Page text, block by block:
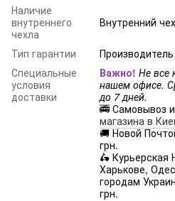
Наличие
внутреннего
чехла
Внутренний
Тип гарантии
Производитель
Специальные
условия
доставки
Важно! Не все
нашем офисе.
до 7 дней.
🚎 Самовывоз
магазина в
🚚 Новой
грн.
🛵 Курьерская
Харькове,
городам
грн.